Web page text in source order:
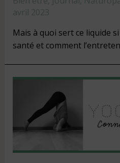
avril 2023
Mais à quoi sert ce liquide
santé et comment